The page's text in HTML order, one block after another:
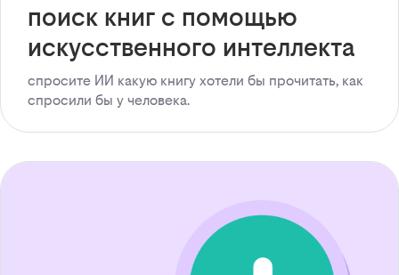
поиск книг с помощью
искусственного интеллекта
спросите ИИ какую книгу хотели бы прочитать, как
спросили бы у человека.